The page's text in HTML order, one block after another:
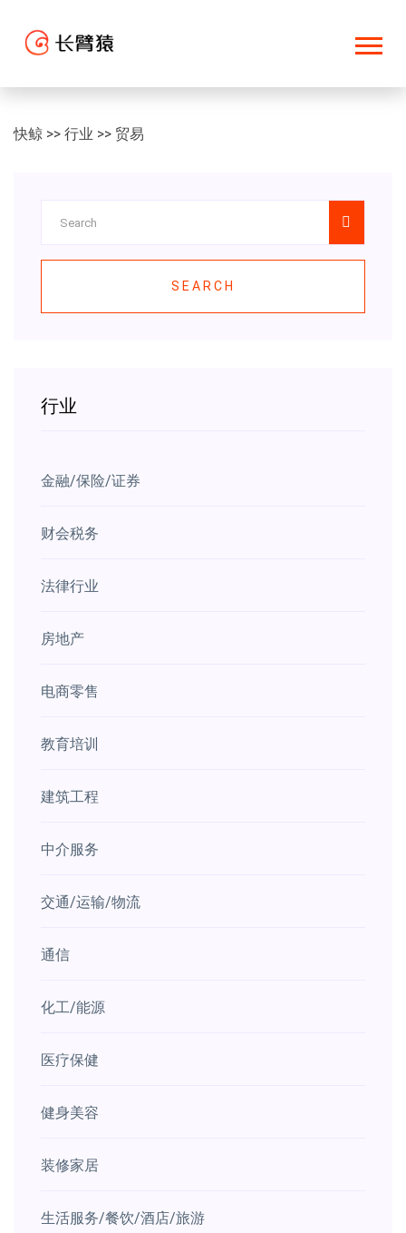
快鲸 >> 行业 >> 贸易
SEARCH
行业
金融/保险/证券
财会税务
法律行业
房地产
电商零售
教育培训
建筑工程
中介服务
交通/运输/物流
通信
化工/能源
医疗保健
健身美容
装修家居
生活服务/餐饮/酒店/旅游